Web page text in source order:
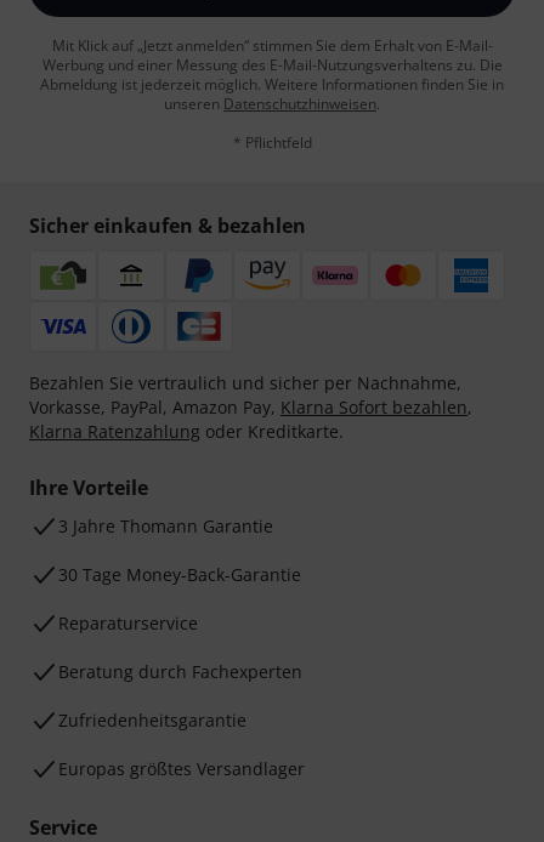
Mit Klick auf „Jetzt anmelden“ stimmen Sie dem Erhalt von E-Mail-
Werbung und einer Messung des E-Mail-Nutzungsverhaltens zu. Die
Abmeldung ist jederzeit möglich. Weitere Informationen finden Sie in
unseren Datenschutzhinweisen.
* Pflichtfeld
Sicher einkaufen & bezahlen
Bezahlen Sie vertraulich und sicher per Nachnahme,
Vorkasse, PayPal, Amazon Pay, Klarna Sofort bezahlen,
Klarna Ratenzahlung oder Kreditkarte.
Ihre Vorteile
3 Jahre Thomann Garantie
30 Tage Money-Back-Garantie
Reparaturservice
Beratung durch Fachexperten
Zufriedenheitsgarantie
Europas größtes Versandlager
Service